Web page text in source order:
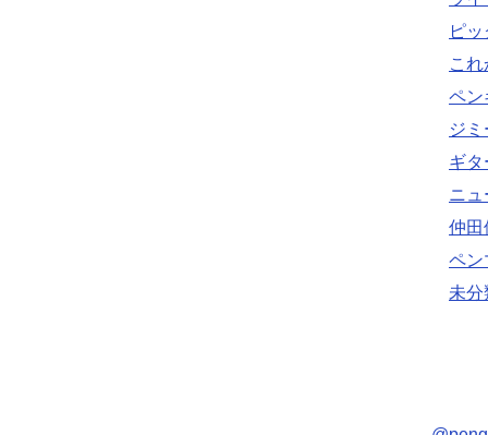
ピ
こ
ペン
ジ
ギタ
ニュ
仲田
ペン
未分